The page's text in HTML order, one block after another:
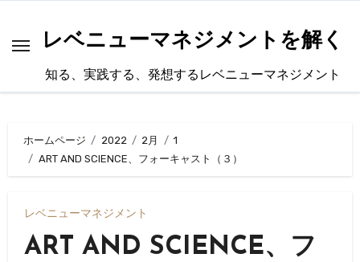
レベニューマネジメントを解く
知る、実践する、発想するレベニューマネジメント
ホームページ 2022 2月
1
ART AND SCIENCE、フォーキャスト（３）
レベニューマネジメント
ART AND SCIENCE、フ